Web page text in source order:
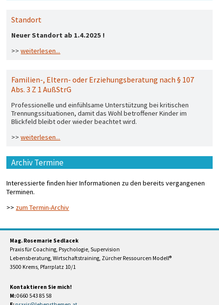
Standort
Neuer Standort ab 1.4.2025 !
>>weiterlesen...
Familien-, Eltern- oder Erziehungsberatung nach § 107
Abs. 3 Z 1 AußStrG
Professionelle und einfühlsame Unterstützung bei kritischen
Trennungssituationen, damit das Wohl betroffener Kinder im
Blickfeld bleibt oder wieder beachtet wird.
>>weiterlesen...
Archiv Termine
Interessierte finden hier Informationen zu den bereits vergangenen
Terminen.
>> zum Termin-Archiv
Mag. Rosemarie Sedlacek
Praxis für Coaching, Psychologie, Supervision
Lebensberatung, Wirtschaftstraining, Zürcher Ressourcen Modell®
3500 Krems, Pfarrplatz 10/1
Kontaktieren Sie mich!
M:0660 543 85 58